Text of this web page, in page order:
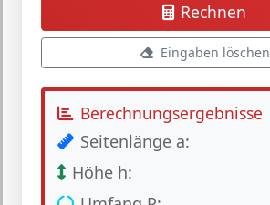
Rechnen
Eingaben löschen
Berechnungsergebnisse
Seitenlänge a:
Höhe h: